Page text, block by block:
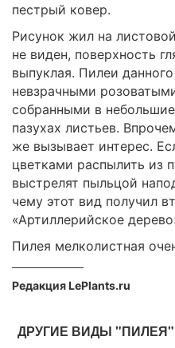
пестрый ковер.
Рисунок жил на
не виден, поверхность
выпуклая. Пилеи
невзрачными
собранными в
пазухах листьев.
же вызывает интерес.
цветками распылить из
выстрелят пыльцой
чему этот вид получил
«Артиллерийское
Пилея мелколистная
Редакция LePlants.ru
ДРУГИЕ ВИДЫ "ПИЛЕЯ"